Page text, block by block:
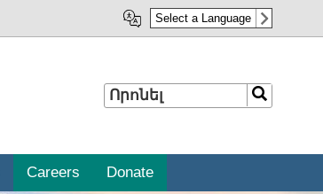
Select a Language
Որոնել Որոնել
Careers Donate